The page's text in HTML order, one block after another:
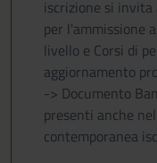
iscrizione si
per l'ammissione
livello e Corsi di
aggiornamento
-> Documento
presenti anche
contemporanea